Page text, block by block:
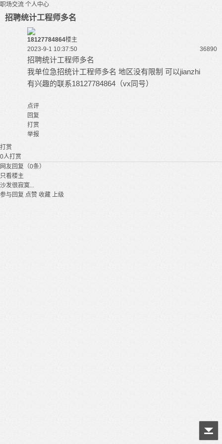
职场交流 个人中心
招聘统计工程师多名
18127784864楼主
2023-9-1 10:37:50
36890
招聘统计工程师多名
我单位急招统计工程师多名 地区没有限制 可以jianzhi
有兴趣的联系18127784864（vx同号）
点评
回复
打赏
举报
打赏
0人打赏
网友回复（0条）
只看楼主
沙发很寂寞...
参与回复 点赞 收藏 上级